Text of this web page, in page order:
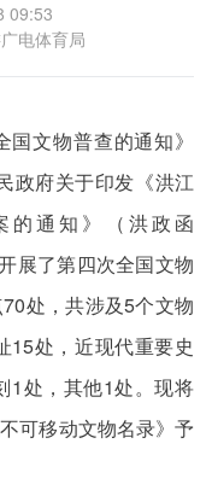
09:53
电体育局
文物普查的通知》
政府关于印发《洪江
的通知》（洪政函
展了第四次全国文物
处，共涉及5个文物
15处，近现代重要史
1处，其他1处。现将
可移动文物名录》予